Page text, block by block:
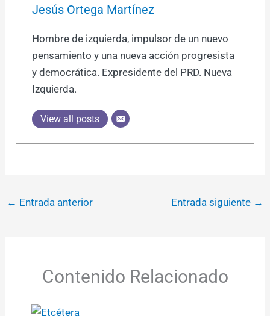
Jesús Ortega Martínez
Hombre de izquierda, impulsor de un nuevo
pensamiento y una nueva acción progresista
y democrática. Expresidente del PRD. Nueva
Izquierda.
View all posts
← Entrada anterior Entrada siguiente →
Contenido Relacionado